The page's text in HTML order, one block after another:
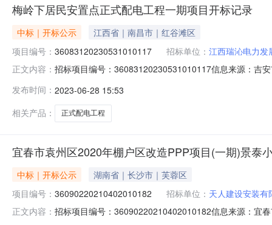
梅岭下居民安置点正式配电工程一期项目开标记录
中标｜开标公示
江西省｜南昌市｜红谷滩区
项目编号： 36083120230531010117 招标单位： 江西瑞沁电力发
正文内容： 招标项目编号：36083120230531010117信息来源：吉
求:;保证金金额:100000.00元,投标文件递交时间
发布时间： 2023-06-28 15:53
相关产品：
正式配电工程
宜春市袁州区2020年棚户区改造PPP项目(一期)景泰
中标｜开标公示
湖南省｜长沙市｜芙蓉区
项目编号： 36090220210402010182 招标单位： 天人建设安装有
正文内容： 招标项目编号：36090220210402010182信息来源：宜